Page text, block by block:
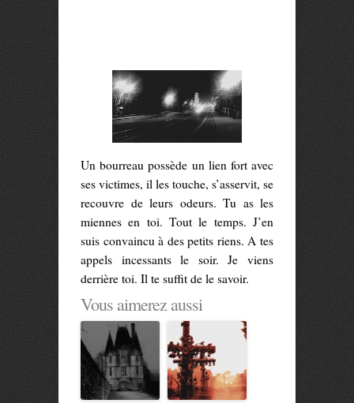
Un bourreau possède un lien fort avec
ses victimes, il les touche, s’asservit, se
recouvre de leurs odeurs. Tu as les
miennes en toi. Tout le temps. J’en
suis convaincu à des petits riens. A tes
appels incessants le soir. Je viens
derrière toi. Il te suffit de le savoir.
Vous aimerez aussi